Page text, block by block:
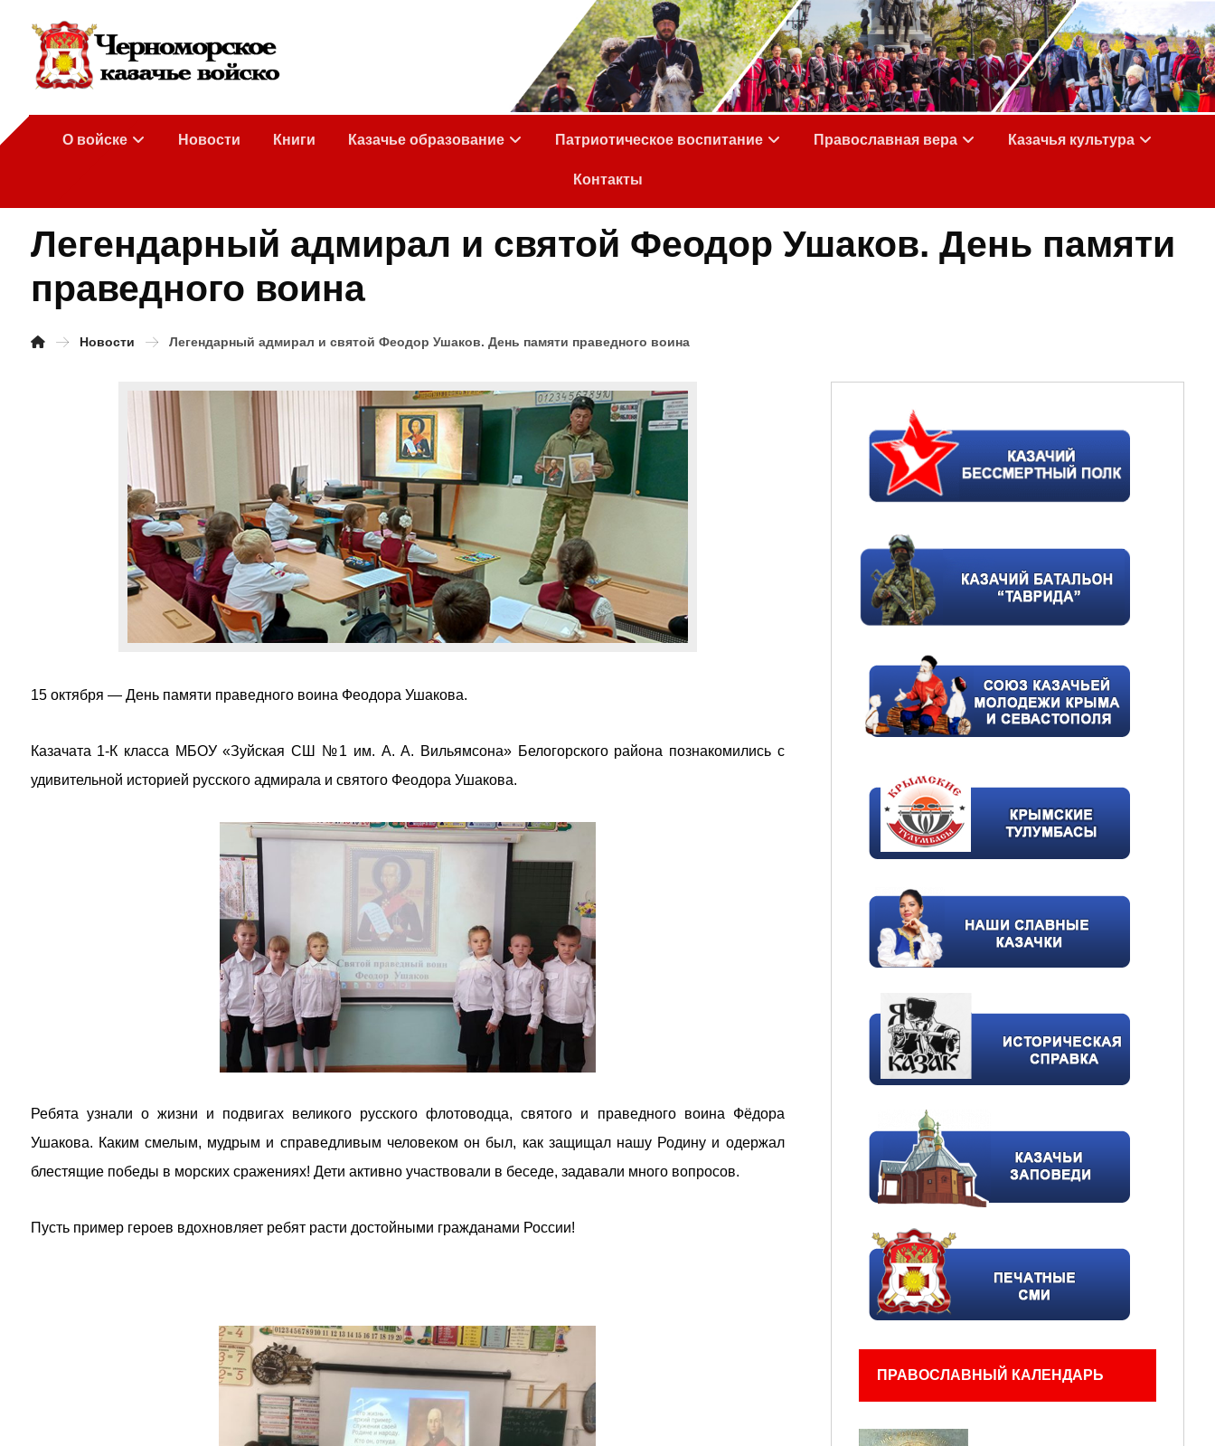
О войске Новости Книги Казачье образование Патриотическое воспитание Православная вера Казачья культура
Контакты
Легендарный адмирал и святой Феодор Ушаков. День памяти
праведного воина
Новости Легендарный адмирал и святой Феодор Ушаков. День памяти праведного воина
15 октября — День памяти праведного воина Феодора Ушакова.
Казачата 1-К класса МБОУ «Зуйская СШ №1 им. А. А. Вильямсона» Белогорского района познакомились с
удивительной историей русского адмирала и святого Феодора Ушакова.
Ребята узнали о жизни и подвигах великого русского флотоводца, святого и праведного воина Фёдора
Ушакова. Каким смелым, мудрым и справедливым человеком он был, как защищал нашу Родину и одержал
блестящие победы в морских сражениях! Дети активно участвовали в беседе, задавали много вопросов.
Пусть пример героев вдохновляет ребят расти достойными гражданами России!
ПРАВОСЛАВНЫЙ КАЛЕНДАРЬ